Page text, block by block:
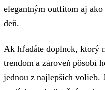
elegantným outfitom aj
deň.
Ak hľadáte doplnok, ktorý
trendom a zároveň pôsobí
jednou z najlepších volieb.